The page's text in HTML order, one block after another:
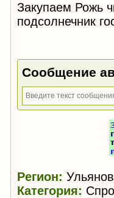
Закупаем Рожь
подсолнечник
Сообщение
Регион:
Категория: